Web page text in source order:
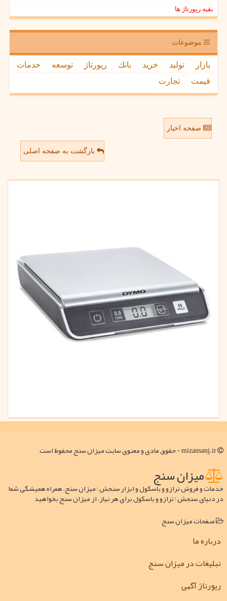
بقیه رپورتاژ ها
موضوعات
بازار تولید خرید بانك رپورتاژ توسعه
خدمات
قیمت
تجارت
صفحه اخبار
بازگشت به صفحه اصلی
میزان سنج
خدمات و فروش ترازو و باسکول و ابزار سنجش ؛ میزان سنج، همراه همیشگی شما
در دنیای سنجش ؛ ترازو و باسکول برای هر نیاز، از میزان سنج بخواهید
صفحات میزان سنج
درباره ما
تبلیغات در میزان سنج
رپورتاژ آگهی